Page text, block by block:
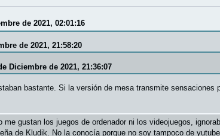
de 2021, 02:01:16
de 2021, 21:58:20
Diciembre de 2021, 21:36:07
bastante. Si la versión de mesa transmite
me gustan los juegos de ordenador ni los videojuegos,
de Kludik. No la conocía porque no soy tampoco de